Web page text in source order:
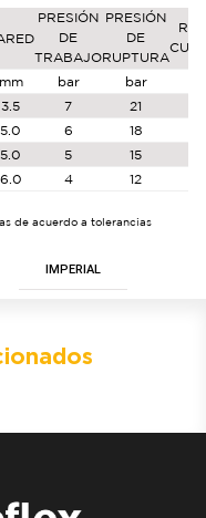
PRESIÓN
DE
TRABAJO
PRESIÓN
DE
RUPTURA
mm bar bar
3.5 7 21
5.0 6 18
5.0 5 15
6.0 4 12
de acuerdo a tolerancias
IMPERIAL